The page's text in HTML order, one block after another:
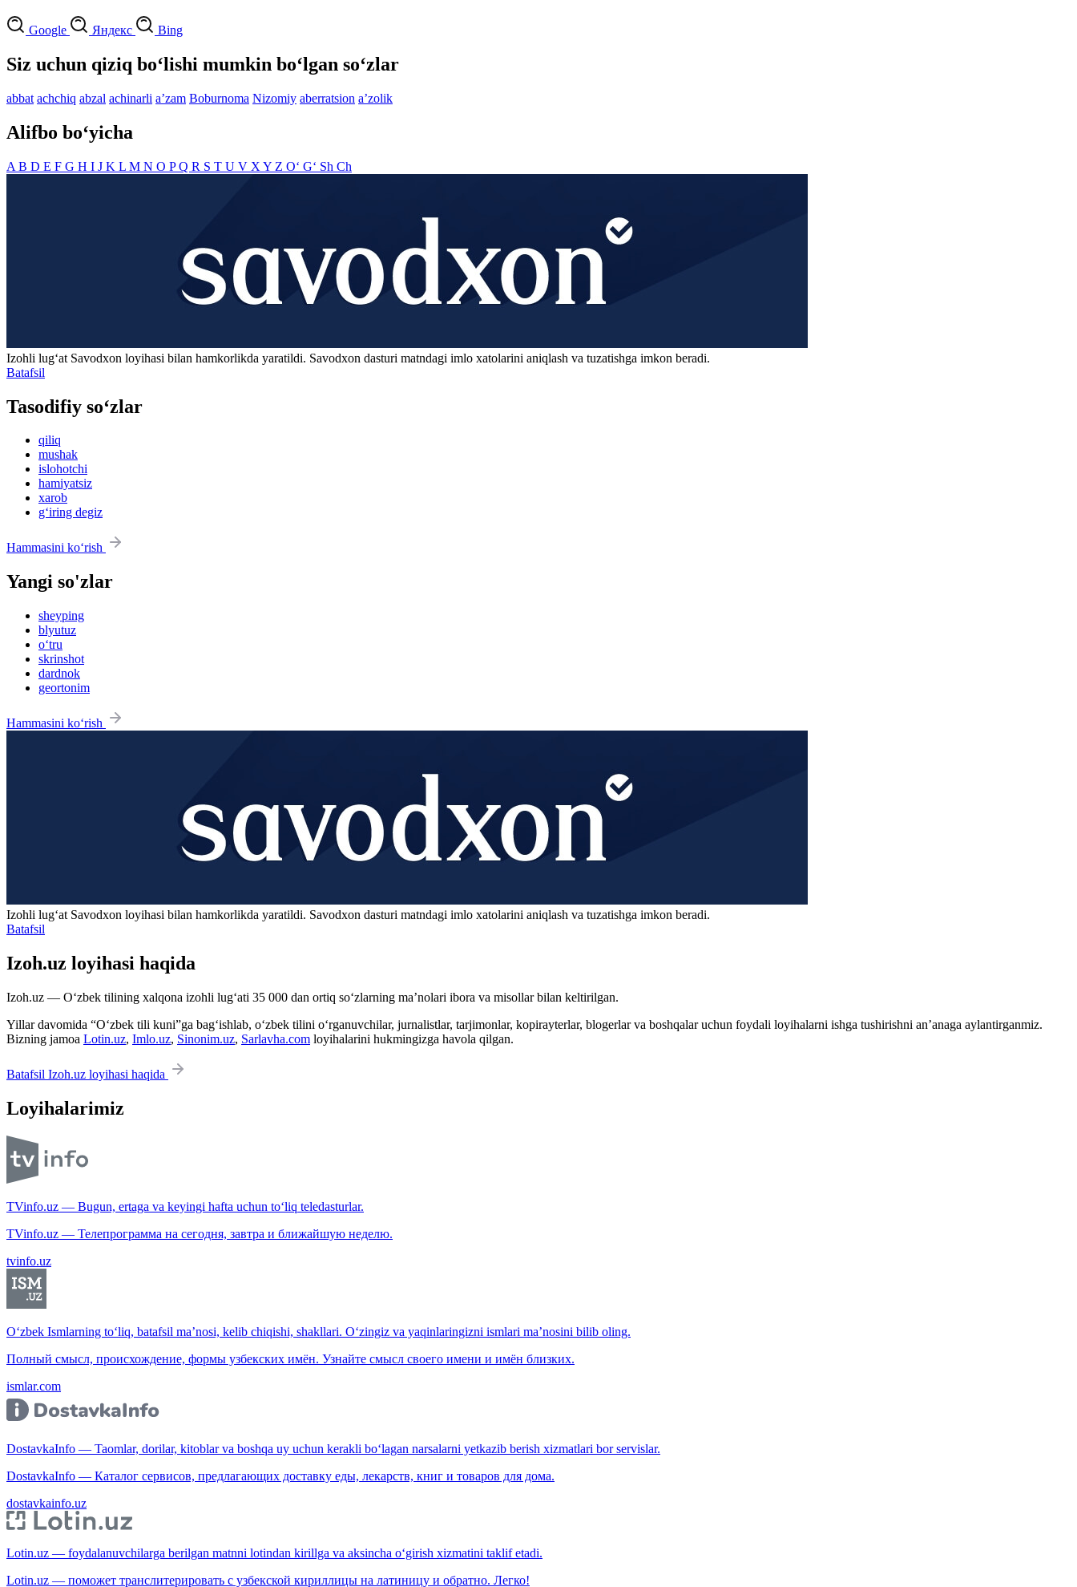
Google Яндекс Bing
Siz uchun qiziq bo‘lishi mumkin bo‘lgan so‘zlar
abbat achchiq abzal achinarli aʼzam Boburnoma Nizomiy aberratsion aʼzolik
Alifbo bo‘yicha
A B D E F G H I J K L M N O PQ R S T U V X Y Z O‘ G‘ Sh Ch
Izohli lugʻat Savodxon loyihasi bilan hamkorlikda yaratildi. Savodxon dasturi matndagi imlo xatolarini aniqlash va tuzatishga imkon beradi.
Batafsil
Tasodifiy so‘zlar
qiliq
mushak
islohotchi
hamiyatsiz
xarob
g‘iring degiz
Hammasini ko‘rish
Yangi so'zlar
sheyping
blyutuz
o‘tru
skrinshot
dardnok
geortonim
Hammasini ko‘rish
Izohli lugʻat Savodxon loyihasi bilan hamkorlikda yaratildi. Savodxon dasturi matndagi imlo xatolarini aniqlash va tuzatishga imkon beradi.
Batafsil
Izoh.uz loyihasi haqida
Izoh.uz — O‘zbek tilining xalqona izohli lug‘ati 35 000 dan ortiq so‘zlarning ma’nolari ibora va misollar bilan keltirilgan.
Yillar davomida “O‘zbek tili kuni”ga bag‘ishlab, o‘zbek tilini o‘rganuvchilar, jurnalistlar, tarjimonlar, kopirayterlar, blogerlar va boshqalar uchun foydali loyihalarni ishga tushirishni an’anaga aylantirganmiz.
Bizning jamoa Lotin.uz, Imlo.uz, Sinonim.uz, Sarlavha.com loyihalarini hukmingizga havola qilgan.
Batafsil Izoh.uz loyihasi haqida
Loyihalarimiz
TVinfo.uz — Bugun, ertaga va keyingi hafta uchun to‘liq teledasturlar.
TVinfo.uz — Телепрограмма на сегодня, завтра и ближайшую неделю.
tvinfo.uz
O‘zbek Ismlarning to‘liq, batafsil ma’nosi, kelib chiqishi, shakllari. O‘zingiz va yaqinlaringizni ismlari ma’nosini bilib oling.
Полный смысл, происхождение, формы узбекских имён. Узнайте смысл своего имени и имён близких.
ismlar.com
DostavkaInfo — Taomlar, dorilar, kitoblar va boshqa uy uchun kerakli bo‘lagan narsalarni yetkazib berish xizmatlari bor servislar.
DostavkaInfo — Каталог сервисов, предлагающих доставку еды, лекарств, книг и товаров для дома.
dostavkainfo.uz
Lotin.uz — foydalanuvchilarga berilgan matnni lotindan kirillga va aksincha o‘girish xizmatini taklif etadi.
Lotin.uz — поможет транслитерировать с узбекской кириллицы на латиницу и обратно. Легко!